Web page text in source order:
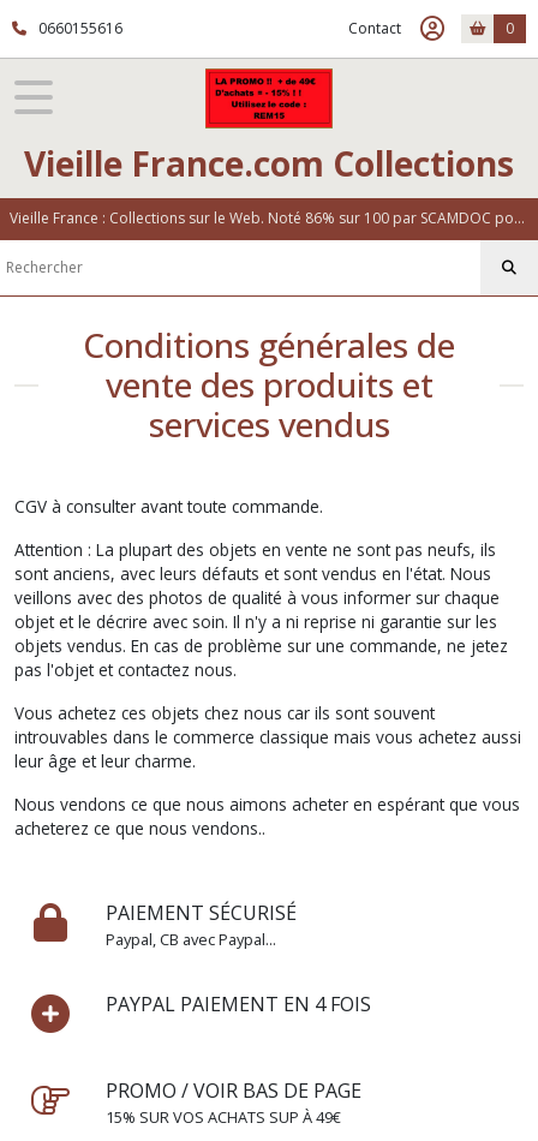
0660155616 Contact 0
Vieille France.com Collections
Vieille France : Collections sur le Web. Noté 86% sur 100 par SCAMDOC pour notre fiabilité
Conditions générales de
vente des produits et
services vendus
CGV à consulter avant toute commande.
Attention : La plupart des objets en vente ne sont pas neufs, ils
sont anciens, avec leurs défauts et sont vendus en l'état. Nous
veillons avec des photos de qualité à vous informer sur chaque
objet et le décrire avec soin. Il n'y a ni reprise ni garantie sur les
objets vendus. En cas de problème sur une commande, ne jetez
pas l'objet et contactez nous.
Vous achetez ces objets chez nous car ils sont souvent
introuvables dans le commerce classique mais vous achetez aussi
leur âge et leur charme.
Nous vendons ce que nous aimons acheter en espérant que vous
acheterez ce que nous vendons..
PAIEMENT SÉCURISÉ
Paypal, CB avec Paypal...
PAYPAL PAIEMENT EN 4 FOIS
PROMO / VOIR BAS DE PAGE
15% SUR VOS ACHATS SUP À 49€